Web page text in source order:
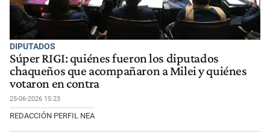
DIPUTADOS
Súper RIGI: quiénes fueron los diputados
chaqueños que acompañaron a Milei y quiénes
votaron en contra
25-06-2026 15:23
REDACCIÓN PERFIL NEA